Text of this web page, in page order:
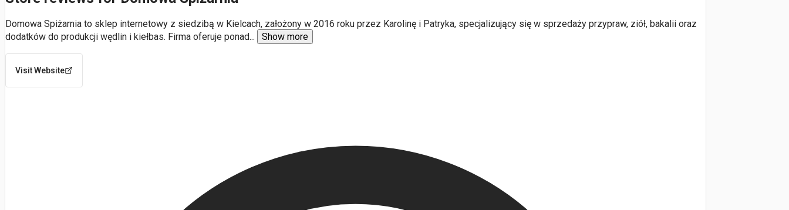
Domowa Spiżarnia to sklep internetowy z siedzibą w Kielcach, założony w 2016 roku przez Karolinę i Patryka, specjalizujący się w sprzedaży przypraw, ziół, bakalii oraz
dodatków do produkcji wędlin i kiełbas. Firma oferuje ponad... Show more
Visit Website